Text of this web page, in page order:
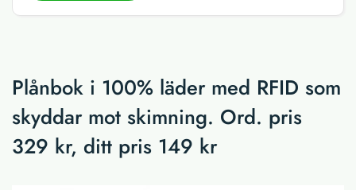
Plånbok i 100% läder med RFID som
skyddar mot skimning. Ord. pris
329 kr, ditt pris 149 kr